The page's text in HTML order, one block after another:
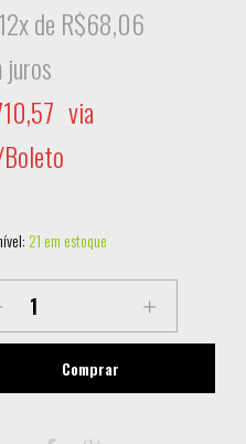
de R$68,06
juros
via
21 em estoque
MOVING
BEAM
LED
Comprar